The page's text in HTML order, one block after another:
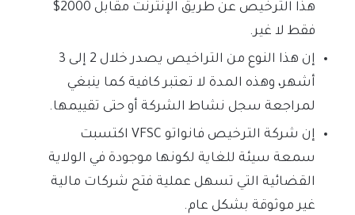
هذا الترخيص عن طريق الإنترنت مقابل 2000$
فقط لا غير.
إن هذا النوع من التراخيص يصدر خلال 2 إلى 3
أشهر، وهذه المدة لا تعتبر كافية كما ينبغي
لمراجعة سجل نشاط الشركة أو حتى تقييمها.
إن شركة الترخيص فانواتو VFSC اكتسبت
سمعة سيئة للغاية لكونها موجودة في الولاية
القضائية التي تسهل عملية فتح شركات مالية
غير موثوقة بشكل عام.